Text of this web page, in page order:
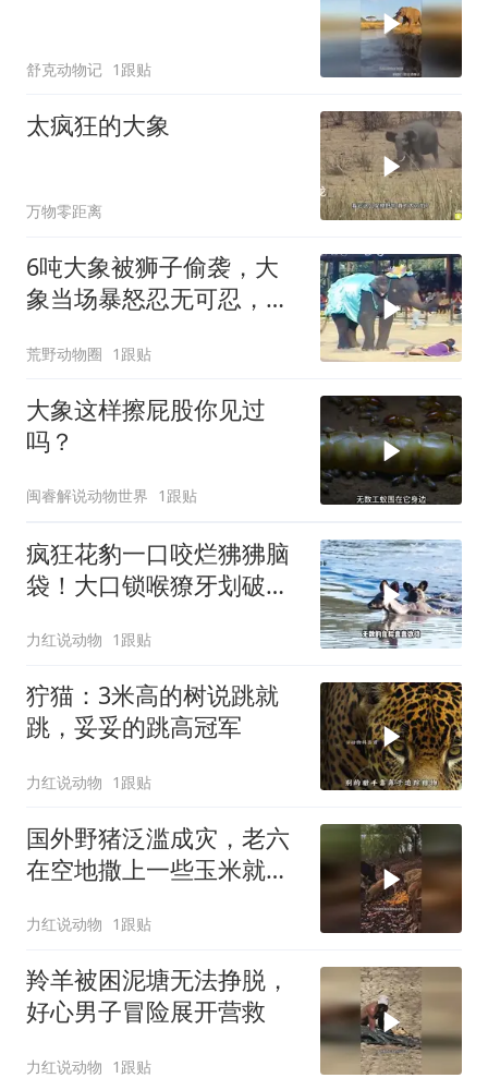
舒克动物记 1跟贴
太疯狂的大象
万物零距离
6吨大象被狮子偷袭，大
象当场暴怒忍无可忍，镜
荒野动物圈 1跟贴
大象这样擦屁股你见过
吗？
闽睿解说动物世界 1跟贴
疯狂花豹一口咬烂狒狒脑
袋！大口锁喉獠牙划破静
力红说动物 1跟贴
狞猫：3米高的树说跳就
跳，妥妥的跳高冠军
力红说动物 1跟贴
国外野猪泛滥成灾，老六
在空地撒上一些玉米就能
力红说动物 1跟贴
羚羊被困泥塘无法挣脱，
好心男子冒险展开营救
力红说动物 1跟贴